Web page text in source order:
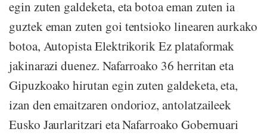
egin zuten galdeketa, eta botoa eman zuten ia
guztek eman zuten goi tentsioko linearen aurkako
botoa, Autopista Elektrikorik Ez plataformak
jakinarazi duenez. Nafarroako 36 herritan eta
Gipuzkoako hirutan egin zuten galdeketa, eta,
izan den emaitzaren ondorioz, antolatzaileek
Eusko Jaurlaritzari eta Nafarroako Gobernuari